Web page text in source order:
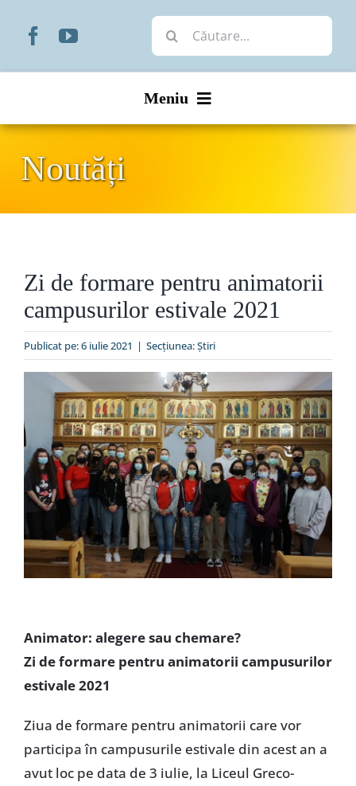
Cautare...
Meniu
Organizare
Liturgic
Special
Noutăți
Zi de formare pentru animatorii
campusurilor estivale 2021
Publicat pe: 6 iulie 2021 | Secțiunea:Ştiri
Animator: alegere sau chemare?
Zi de formare pentru animatorii campusurilor
estivale 2021
Ziua de formare pentru animatorii care vor
participa în campusurile estivale din acest an a
avut loc pe data de 3 iulie, la Liceul Greco-